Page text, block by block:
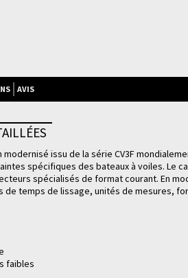
AVIS
issu de la série CV3F
spécifiques des bateaux à voiles. Le
spécialisés de format courant. En
de temps de lissage, unités de mesures,
faibles